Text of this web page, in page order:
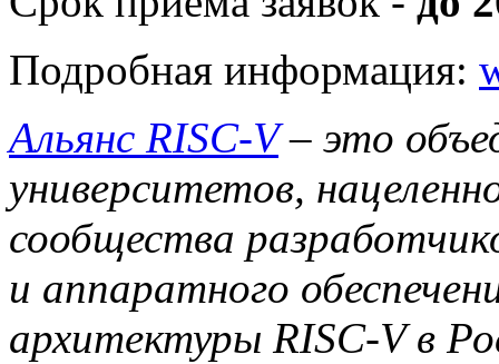
Подробная информация:
Альянс RISC-V– это
университетов,
сообщества
и аппаратного
архитектуры RISC-V в